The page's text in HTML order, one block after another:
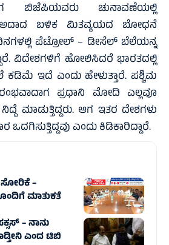
ಬಿಜೆಪಿಯವರು ಚುನಾವಣೆಯಲ್ಲಿ
ಅದಾದ ಬಳಿಕ ಮಿತವ್ಯಯದ ಬೋಧನೆ
ಪೆಟ್ರೋಲ್ – ಡೀಸೆಲ್ ಬೆಲೆಯನ್ನ
ವಿದೇಶಗಳಿಗೆ ಹೋಲಿಸಿದರೆ ಭಾರತದಲ್ಲಿ
ಇದೆ ಎಂದು ಹೇಳುತ್ತಾರೆ. ಪಶ್ಚಿಮ
ಪ್ರಧಾನಿ ಮೋದಿ ಎಲ್ಲವೂ
ಮಾಡುತ್ತಿದ್ದರು. ಆಗ ಇತರ ದೇಶಗಳು
ಎಂದು ಕಿಡಿಕಾರಿದ್ದಾರೆ.
ಸೋರಿಕೆ –
ಮಾತುಕತೆ
– ನಾನು
ಎಂದ ಟಿಬಿ